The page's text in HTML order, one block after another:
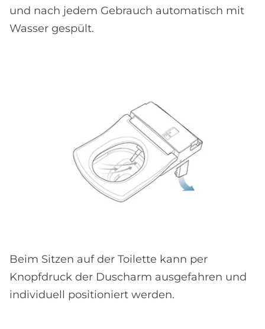
und nach jedem Gebrauch automatisch mit
Wasser gespült.
Beim Sitzen auf der Toilette kann per
Knopfdruck der Duscharm ausgefahren und
individuell positioniert werden.